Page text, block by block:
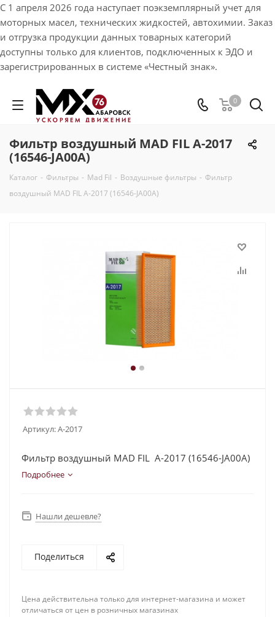
С 1 апреля 2026 года наступает поэкземплярный учет для
моторных масел, технических жидкостей, автохимии. Заказ
и отгрузка продукции данных товарных категорий
доступны только для клиентов, подключенных к ЭДО и
зарегистрированных в системе «Честный знак».
0
Фильтр воздушный MAD FIL A-2017
(16546-JA00A)
Каталог - Фильтры - Mad Fil - Воздушные фильтры - Фильтр
воздушный MAD FIL A-2017 (16546-JA00A)
Артикул:A-2017
Фильтр воздушный MAD FIL A-2017 (16546-JA00A)
Подробнее
Нашли дешевле?
Поделиться
Цена действительна только для интернет-магазина и может
отличаться от цен в розничных магазинах